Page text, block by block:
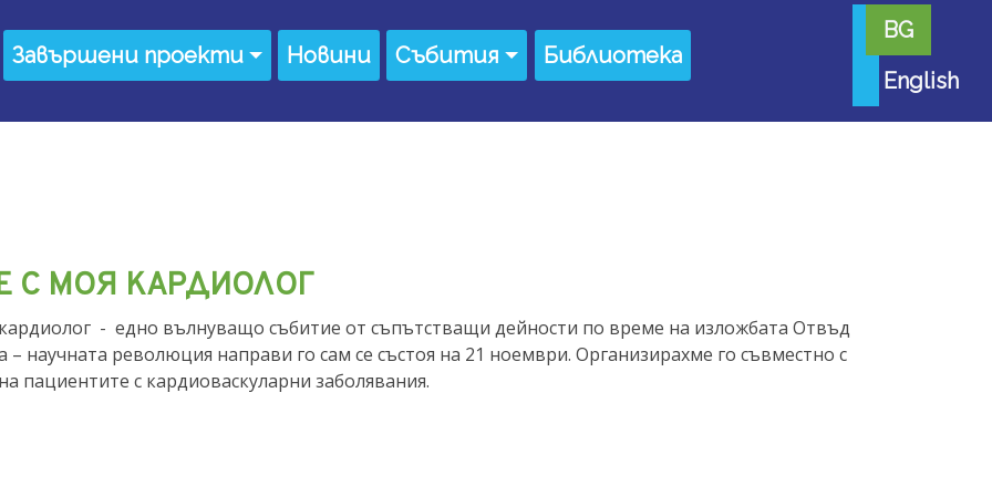
Завършени проекти Новини Събития Библиотека
BG
English
С МОЯ КАРДИОЛОГ
- едно вълнуващо събитие от съпътстващи дейности по време на изложбата Отвъд
– научната революция направи го сам се състоя на 21 ноември. Организирахме го съвместно с
пациентите с кардиоваскуларни заболявания.